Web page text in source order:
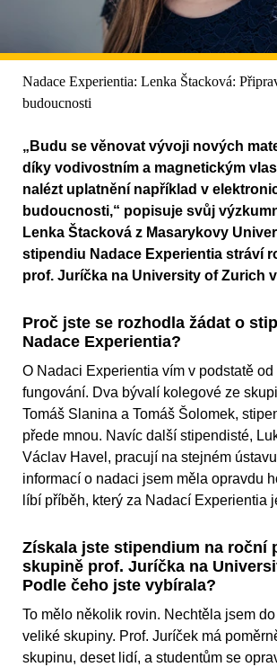
Nadace Experientia: Lenka Štacková:
budoucnosti
„Budu se věnovat vývoji nových
díky vodivostním a magnetickým
nalézt uplatnění například v
budoucnosti,“ popisuje svůj
Lenka Štacková z Masarykovy
stipendiu Nadace Experientia stráví
prof. Juríčka na University of Zurich
Proč jste se rozhodla žádat o
Nadace Experientia?
O Nadaci Experientia vím v podstatě
fungování. Dva bývalí kolegové ze
Tomáš Slanina a Tomáš Šolomek,
přede mnou. Navíc další stipendisté,
Václav Havel, pracují na stejném
informací o nadaci jsem měla opravdu
líbí příběh, který za Nadací Experientia
Získala jste stipendium na roční
skupině prof. Juríčka na
Podle čeho jste vybírala?
To mělo několik rovin. Nechtěla jsem
veliké skupiny. Prof. Juríček má
skupinu, deset lidí, a studentům se